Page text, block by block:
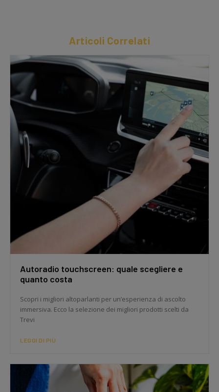
Articoli Correlati
Autoradio touchscreen: quale scegliere e
quanto costa
Scopri i migliori altoparlanti per un’esperienza di ascolto
immersiva. Ecco la selezione dei migliori prodotti scelti da
Trevi
LEGGI DI PIÙ